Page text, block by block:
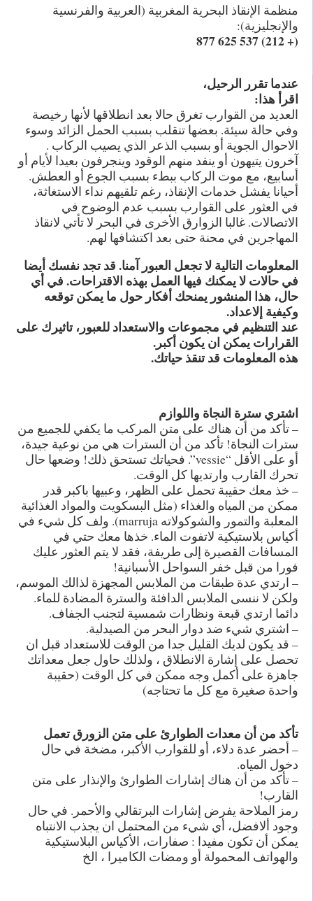
منظمة الإنقاذ البحرية المغربية (العربية والفرنسية
والإنجليزية):
(+ 212) 537 625 877
عندما تقرر الرحيل،
اقرأ هذا:
العديد من القوارب تغرق حالا بعد انطلاقها لأنها رخيصة
وفي حالة سيئة. بعضها تنقلب بسبب الحمل الزائد وسوء
الاحوال الجوية أو بسبب الذعر الذي يصيب الركاب .
آخرون يتيهون أو ينفد منهم الوقود وينجرفون بعيدا لأيام أو
أسابيع، مع موت الركاب ببطء بسبب الجوع أو العطش.
أحيانا يفشل خدمات الإنقاذ، رغم تلقيهم نداء الاستغاثة،
في العثور على القوارب بسبب عدم الوضوح في
الاتصالات. غالبا الزوارق الأخرى في البحر لا تأتي لانقاذ
المهاجرين في محنة حتى بعد اكتشافها لهم.
المعلومات التالية لا تجعل العبور آمنا. قد تجد نفسك أيضا
في حالات لا يمكنك فيها العمل بهذه الاقتراحات. في أي
حال، هذا المنشور يمنحك أفكار حول ما يمكن توقعه
وكيفية إلاعداد.
عند التنظيم في مجموعات والاستعداد للعبور، تاثيرك على
القرارات يمكن ان يكون أكبر.
هذه المعلومات قد تنقذ حياتك.
اشتري سترة النجاة واللوازم
– تأكد من أن هناك على متن المركب ما يكفي للجميع من
سترات النجاة! تأكد من أن السترات هي من نوعية جيدة،
أو على الأقل “vessie”. فحياتك تستحق ذلك! وضعها حال
تحرك القارب وارتديها كل الوقت.
– خذ معك حقيبة تحمل على الظهر، وعبيها باكبر قدر
ممكن من المياه والغذاء (مثل البسكويت والمواد الغذائية
المعلبة والتمور والشوكولاته marruja). ولف كل شيء في
أكياس بلاستيكية لاتفوت الماء. خذها معك حتي في
المسافات القصيرة إلى طريفة، فقد لا يتم العثور عليك
فورا من قبل خفر السواحل الأسبانية!
– ارتدي عدة طبقات من الملابس المجهزة لذالك الموسم،
ولكن لا ننسى الملابس الدافئة والسترة المضادة للماء.
دائما ارتدي قبعة ونظارات شمسية لتجنب الجفاف.
– اشتري شيء ضد دوار البحر من الصيدلية.
– قد يكون لديك القليل جدا من الوقت للاستعداد قبل ان
تحصل على إشارة الانطلاق ، ولذلك حاول جعل معداتك
جاهزة على أكمل وجه ممكن في كل الوقت (حقيبة
واحدة صغيرة مع كل ما تحتاجه)
تأكد من أن معدات الطوارئ على متن الزورق تعمل
– أحضر عدة دلاء، أو للقوارب الأكبر، مضخة في حال
دخول المياه.
– تأكد من أن هناك إشارات الطوارئ والإنذار على متن
القارب!
رمز الملاحة يفرض إشارات البرتقالي والأحمر. في حال
وجود ألافضل، أي شيء من المحتمل ان يجذب الانتباه
يمكن أن تكون مفيدا : صفارات، الأكياس البلاستيكية
والهواتف المحمولة أو ومضات الكاميرا ، الخ